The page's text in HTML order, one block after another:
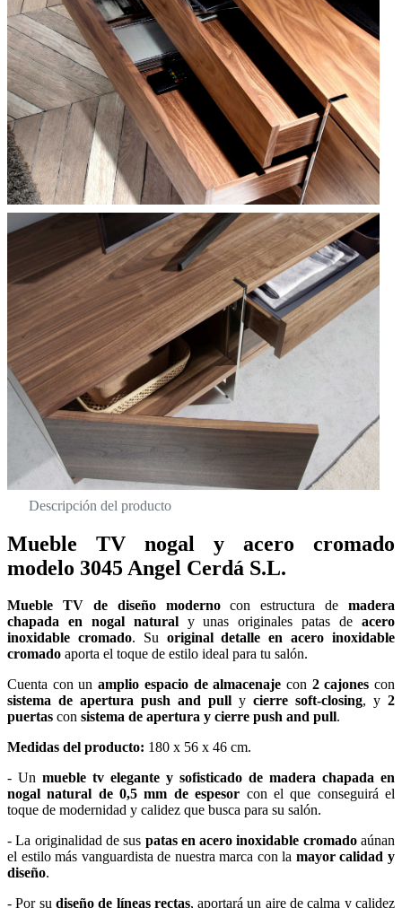
Descripción del producto
Mueble TV nogal y acero cromado
modelo 3045 Angel Cerdá S.L.
Mueble TV de diseño modernocon estructura de madera
chapada en nogal naturaly unas originales patas deacero
inoxidable cromado. Su original detalle en acero inoxidable
cromado aporta el toque de estilo ideal para tu salón.
Cuenta con unamplio espacio de almacenaje con 2 cajones con
sistema de apertura push and pull y cierre soft-closing, y 2
puertas con sistema de apertura y cierre push and pull.
Medidas del producto: 180 x 56 x 46 cm.
- Un mueble tv elegante y sofisticado de madera chapada en
nogal natural de 0,5 mm de espesor con el que conseguirá el
toque de modernidad y calidez que busca para su salón.
- La originalidad de sus patas en acero inoxidable cromadoaúnan
el estilo más vanguardista de nuestra marca con la mayor calidad y
diseño.
- Por su diseño de líneas rectas, aportará un aire de calma y calidez